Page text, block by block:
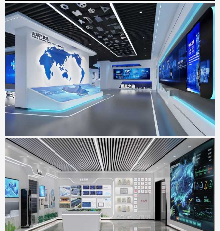
工业互联网&智能制造展示中心
地点：广东省东莞市
科达智慧能源展厅
地点：广东省佛山市